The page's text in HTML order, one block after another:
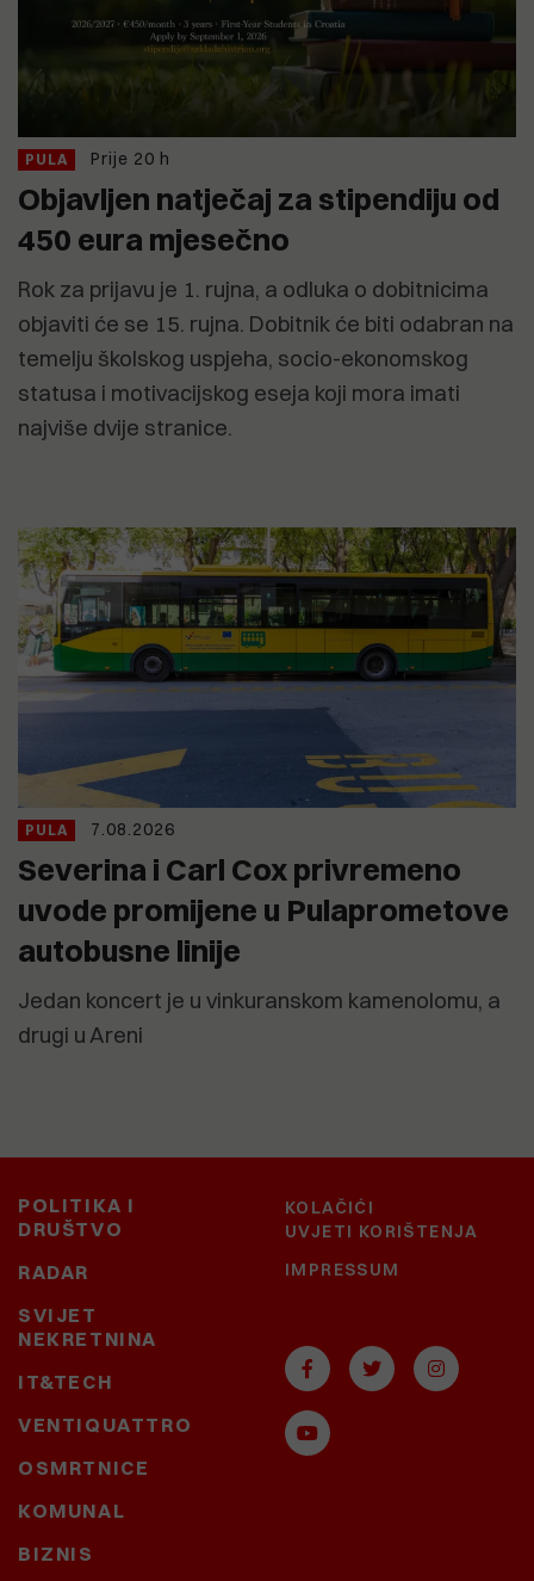
PULA Prije 20 h
Objavljen natječaj za stipendiju od
450 eura mjesečno
Rok za prijavu je 1. rujna, a odluka o dobitnicima
objaviti će se 15. rujna. Dobitnik će biti odabran na
temelju školskog uspjeha, socio-ekonomskog
statusa i motivacijskog eseja koji mora imati
najviše dvije stranice.
PULA 7.08.2026
Severina i Carl Cox privremeno
uvode promijene u Pulaprometove
autobusne linije
Jedan koncert je u vinkuranskom kamenolomu, a
drugi u Areni
POLITIKA I
DRUŠTVO
RADAR
SVIJET
NEKRETNINA
IT&TECH
VENTIQUATTRO
OSMRTNICE
KOMUNAL
BIZNIS
KOLAČIĆI
UVJETI KORIŠTENJA
IMPRESSUM